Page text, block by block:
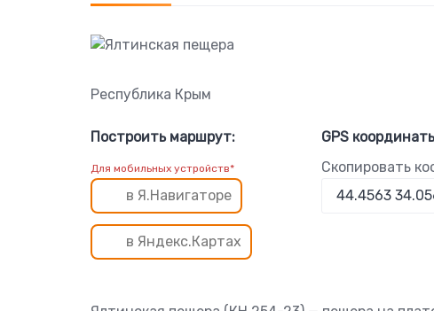
Республика Крым
Построить маршрут:
Для мобильных устройств*
в Я.Навигаторе
в Яндекс.Картах
GPS
Скопировать